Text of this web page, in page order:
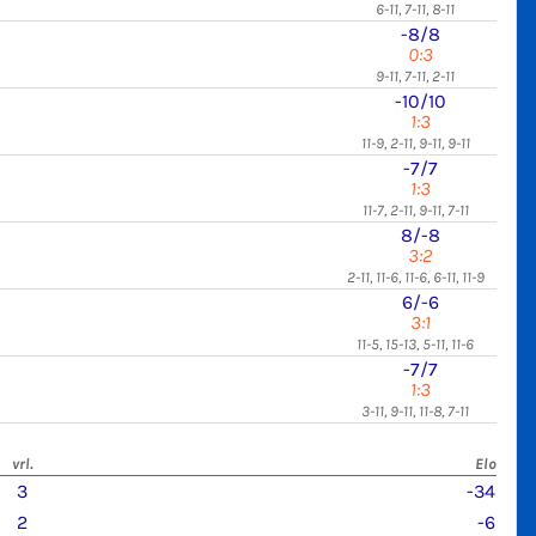
6-11, 7-11, 8-11
-8/8
0:3
9-11, 7-11, 2-11
-10/10
1:3
11-9, 2-11, 9-11, 9-11
-7/7
1:3
11-7, 2-11, 9-11, 7-11
8/-8
3:2
2-11, 11-6, 11-6, 6-11, 11-9
6/-6
3:1
11-5, 15-13, 5-11, 11-6
-7/7
1:3
3-11, 9-11, 11-8, 7-11
vrl. Elo
3
-34
2 -6